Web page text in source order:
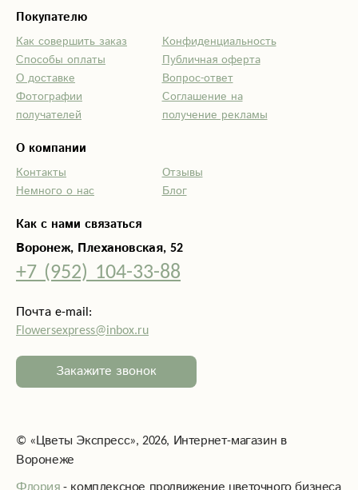
Как с нами связаться
Воронеж, Плехановская, 52
+7 (952) 104-33-88
Почта e-mail:
Flowersexpress@inbox.ru
Закажите звонок
Покупателю
Как совершить заказ
Способы оплаты
О доставке
Фотографии
получателей
Конфиденциальность
Публичная оферта
Вопрос-ответ
Соглашение на
получение рекламы
О компании
Контакты
Немного о нас
Отзывы
Блог
© «Цветы Экспресс», 2026, Интернет-магазин в
Воронеже